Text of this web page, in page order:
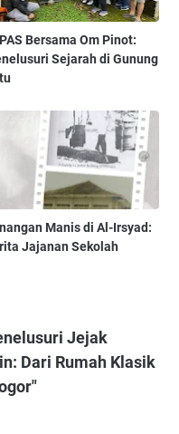
Bersama Om Pinot:
Sejarah di Gunung
Manis di Al-Irsyad:
Jajanan Sekolah
Jejak
Dari Rumah Klasik